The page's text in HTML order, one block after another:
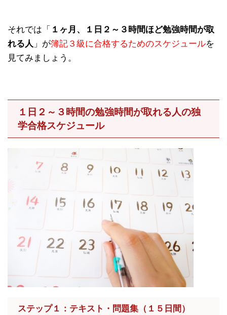
それでは「 １ヶ月、１日２～３時間ほど勉強時間が取
れる人 」が簿記３級に合格するためのスケジュールを
見てみましょう。
１日２～３時間の勉強時間が取れる人の独
学合格スケジュール
ステップ１：テキスト・問題集（１５日間）